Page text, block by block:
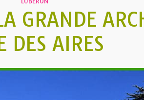
GRANDE
DES AIRES